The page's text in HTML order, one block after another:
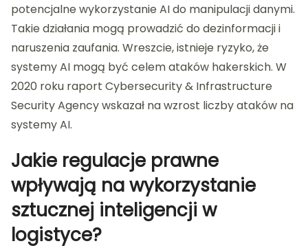
potencjalne wykorzystanie AI do manipulacji danymi.
Takie działania mogą prowadzić do dezinformacji i
naruszenia zaufania. Wreszcie, istnieje ryzyko, że
systemy AI mogą być celem ataków hakerskich. W
2020 roku raport Cybersecurity & Infrastructure
Security Agency wskazał na wzrost liczby ataków na
systemy AI.
Jakie regulacje prawne
wpływają na wykorzystanie
sztucznej inteligencji w
logistyce?